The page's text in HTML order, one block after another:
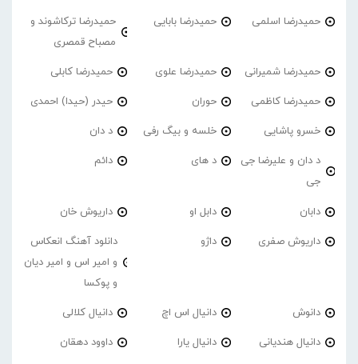
حمیدرضا اسلمی حمیدرضا بابایی
حمیدرضا ترکاشوند و
مصباح قمصری
حمیدرضا شمیرانی حمیدرضا علوی حمیدرضا کابلی
حمیدرضا کاظمی حوران حیدر (حیدا) احمدی
خسرو پاشایی خلسه و بیگ رفی د دان
د دان و علیرضا جی
جی
د های دائم
دابان دابل او داریوش خان
داریوش صفری داژو
دانلود آهنگ انعکاس
و امیر اس و امیر دیان
و پوکسا
دانوش دانیال اس اچ دانیال کلالی
دانیال هندیانی دانیال یارا داوود دهقان